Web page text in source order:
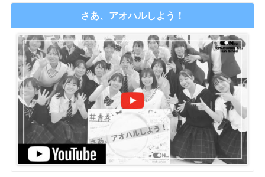
さあ、アオハルしよう！